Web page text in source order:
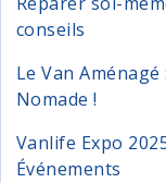
conseils
Le Van
Nomade !
Vanlife Expo
Événements